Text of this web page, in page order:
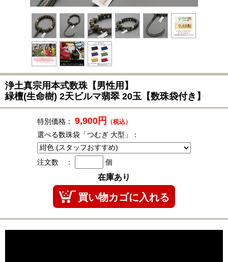
浄土真宗用本式数珠 【男性用】
緑檀(生命樹) 2天ビルマ翡翠 20玉【数珠袋付き】
特別価格： 9,900円 （税込）
選べる数珠袋「つむぎ 大型」：
注文数 ： 個
在庫あり